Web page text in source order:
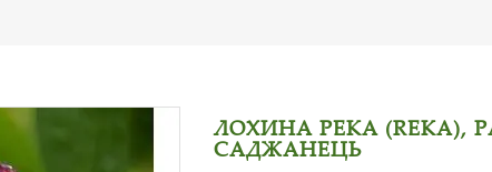
ЛОХИНА РЕКА (REKA),
САДЖАНЕЦЬ